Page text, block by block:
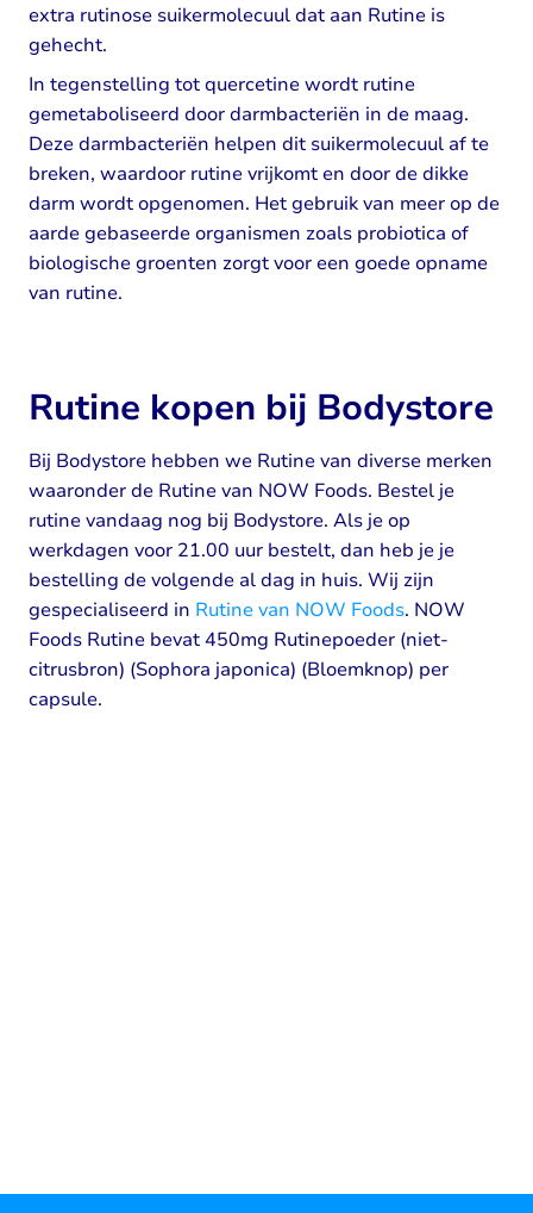
extra rutinose suikermolecuul dat aan Rutine is
gehecht.
In tegenstelling tot quercetine wordt rutine
gemetaboliseerd door darmbacteriën in de maag.
Deze darmbacteriën helpen dit suikermolecuul af te
breken, waardoor rutine vrijkomt en door de dikke
darm wordt opgenomen. Het gebruik van meer op de
aarde gebaseerde organismen zoals probiotica of
biologische groenten zorgt voor een goede opname
van rutine.
Rutine kopen bij Bodystore
Bij Bodystore hebben we Rutine van diverse merken
waaronder de Rutine van NOW Foods. Bestel je
rutine vandaag nog bij Bodystore. Als je op
werkdagen voor 21.00 uur bestelt, dan heb je je
bestelling de volgende al dag in huis. Wij zijn
gespecialiseerd in Rutine van NOW Foods. NOW
Foods Rutine bevat 450mg Rutinepoeder (niet-
citrusbron) (Sophora japonica) (Bloemknop) per
capsule.